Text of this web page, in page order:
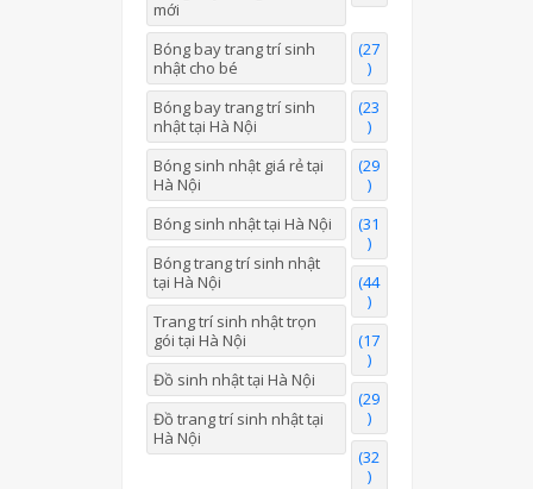
mới
Bóng bay trang trí sinh
nhật cho bé
(27
)
Bóng bay trang trí sinh
nhật tại Hà Nội
(23
)
Bóng sinh nhật giá rẻ tại
Hà Nội
(29
)
Bóng sinh nhật tại Hà Nội
(31
)
Bóng trang trí sinh nhật
tại Hà Nội
(44
)
Trang trí sinh nhật trọn
gói tại Hà Nội
(17
)
Đồ sinh nhật tại Hà Nội
(29
)
Đồ trang trí sinh nhật tại
Hà Nội
(32
)